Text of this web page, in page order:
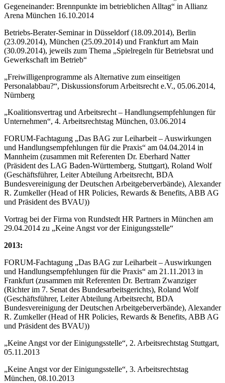
Gegeneinander: Brennpunkte im betrieblichen Alltag“ in Allianz
Arena München 16.10.2014
Betriebs-Berater-Seminar in Düsseldorf (18.09.2014), Berlin
(23.09.2014), München (25.09.2014) und Frankfurt am Main
(30.09.2014), jeweils zum Thema „Spielregeln für Betriebsrat und
Gewerkschaft im Betrieb“
„Freiwilligenprogramme als Alternative zum einseitigen
Personalabbau?“, Diskussionsforum Arbeitsrecht e.V., 05.06.2014,
Nürnberg
„Koalitionsvertrag und Arbeitsrecht – Handlungsempfehlungen für
Unternehmen“, 4. Arbeitsrechtstag München, 03.06.2014
FORUM-Fachtagung „Das BAG zur Leiharbeit – Auswirkungen
und Handlungsempfehlungen für die Praxis“ am 04.04.2014 in
Mannheim (zusammen mit Referenten Dr. Eberhard Natter
(Präsident des LAG Baden-Württemberg, Stuttgart), Roland Wolf
(Geschäftsführer, Leiter Abteilung Arbeitsrecht, BDA
Bundesvereinigung der Deutschen Arbeitgeberverbände), Alexander
R. Zumkeller (Head of HR Policies, Rewards & Benefits, ABB AG
und Präsident des BVAU))
Vortrag bei der Firma von Rundstedt HR Partners in München am
29.04.2014 zu „Keine Angst vor der Einigungsstelle“
2013:
FORUM-Fachtagung „Das BAG zur Leiharbeit – Auswirkungen
und Handlungsempfehlungen für die Praxis“ am 21.11.2013 in
Frankfurt (zusammen mit Referenten Dr. Bertram Zwanziger
(Richter im 7. Senat des Bundesarbeitsgerichts), Roland Wolf
(Geschäftsführer, Leiter Abteilung Arbeitsrecht, BDA
Bundesvereinigung der Deutschen Arbeitgeberverbände), Alexander
R. Zumkeller (Head of HR Policies, Rewards & Benefits, ABB AG
und Präsident des BVAU))
„Keine Angst vor der Einigungsstelle“, 2. Arbeitsrechtstag Stuttgart,
05.11.2013
„Keine Angst vor der Einigungsstelle“, 3. Arbeitsrechtstag
München, 08.10.2013